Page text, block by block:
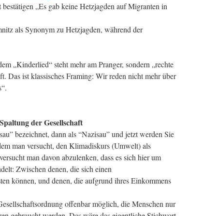
„Es gab keine Hetzjagden auf Migranten in
als Synonym zu Hetzjagden, während der
„Kinderlied“ steht mehr am Pranger, sondern „rechte
Das ist klassisches Framing: Wir reden nicht mehr über
der Gesellschaft
bezeichnet, dann als “Nazisau” und jetzt werden Sie
man versucht, den Klimadiskurs (Umwelt) als
man davon abzulenken, dass es sich hier um
Zwischen denen, die sich einen
können, und denen, die aufgrund ihres Einkommens
offenbar möglich, die Menschen nur